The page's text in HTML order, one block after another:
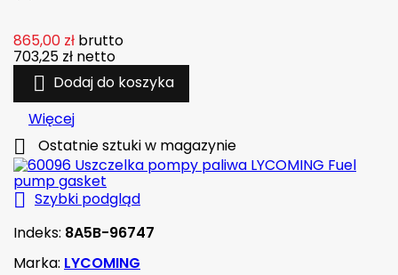
865,00 zł brutto
703,25 zł netto
 Dodaj do koszyka
Więcej
 Ostatnie sztuki w magazynie
 Szybki podgląd
Indeks: 8A5B-96747
Marka: LYCOMING